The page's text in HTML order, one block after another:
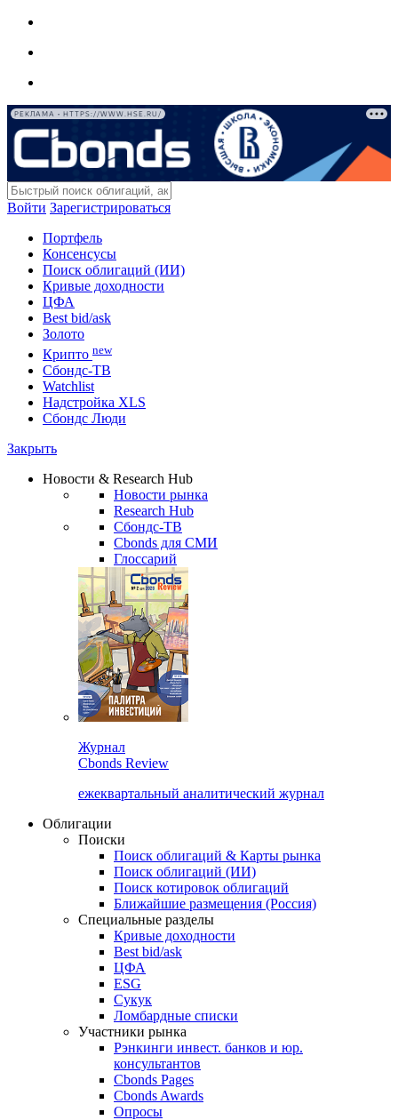
РЕКЛАМА • HTTPS://WWW.HSE.RU/
Войти Зарегистрироваться
Портфель
Консенсусы
Поиск облигаций (ИИ)
Кривые доходности
ЦФА
Best bid/ask
Золото
Крипто new
Сбондс-ТВ
Watchlist
Надстройка XLS
Сбондс Люди
Закрыть
Новости & Research Hub
Новости рынка
Research Hub
Сбондс-ТВ
Cbonds для СМИ
Глоссарий
Журнал
Cbonds Review
ежеквартальный аналитический журнал
Облигации
Поиски
Поиск облигаций & Карты рынка
Поиск облигаций (ИИ)
Поиск котировок облигаций
Ближайшие размещения (Россия)
Специальные разделы
Кривые доходности
Best bid/ask
ЦФА
ESG
Сукук
Ломбардные списки
Участники рынка
Рэнкинги инвест. банков и юр.
консультантов
Cbonds Pages
Cbonds Awards
Опросы